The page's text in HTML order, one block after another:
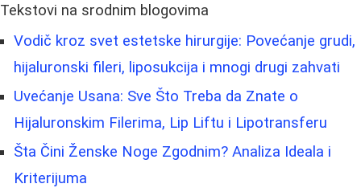
Tekstovi na srodnim blogovima
Vodič kroz svet estetske hirurgije: Povećanje grudi,
hijaluronski fileri, liposukcija i mnogi drugi zahvati
Uvećanje Usana: Sve Što Treba da Znate o
Hijaluronskim Filerima, Lip Liftu i Lipotransferu
Šta Čini Ženske Noge Zgodnim? Analiza Ideala i
Kriterijuma